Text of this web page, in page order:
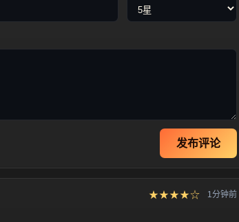
发布评论
★★★★☆ 1分钟前